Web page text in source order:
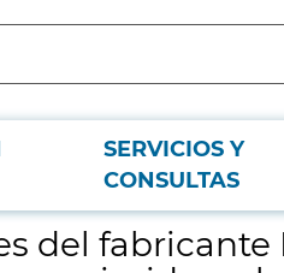
SERVICIOS Y
CONSULTAS
al equipo de producción de
del fabricante